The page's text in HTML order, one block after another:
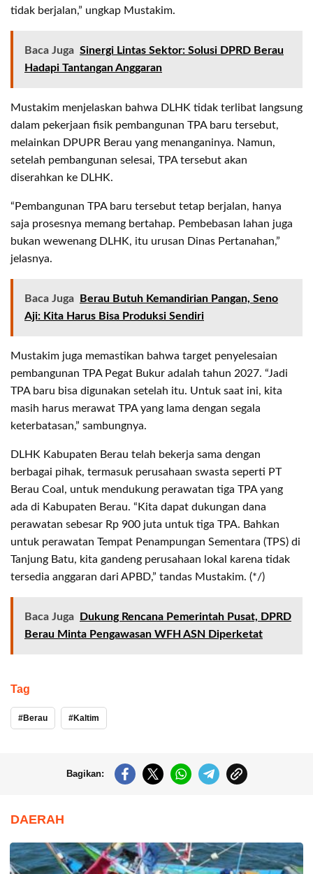
tidak berjalan,” ungkap Mustakim.
Baca Juga Sinergi Lintas Sektor: Solusi DPRD Berau
Hadapi Tantangan Anggaran
Mustakim menjelaskan bahwa DLHK tidak terlibat langsung
dalam pekerjaan fisik pembangunan TPA baru tersebut,
melainkan DPUPR Berau yang menanganinya. Namun,
setelah pembangunan selesai, TPA tersebut akan
diserahkan ke DLHK.
“Pembangunan TPA baru tersebut tetap berjalan, hanya
saja prosesnya memang bertahap. Pembebasan lahan juga
bukan wewenang DLHK, itu urusan Dinas Pertanahan,”
jelasnya.
Baca Juga
Berau Butuh Kemandirian Pangan, Seno
Aji: Kita Harus Bisa Produksi Sendiri
Mustakim juga memastikan bahwa target penyelesaian
pembangunan TPA Pegat Bukur adalah tahun 2027. “Jadi
TPA baru bisa digunakan setelah itu. Untuk saat ini, kita
masih harus merawat TPA yang lama dengan segala
keterbatasan,” sambungnya.
DLHK Kabupaten Berau telah bekerja sama dengan
berbagai pihak, termasuk perusahaan swasta seperti PT
Berau Coal, untuk mendukung perawatan tiga TPA yang
ada di Kabupaten Berau. “Kita dapat dukungan dana
perawatan sebesar Rp 900 juta untuk tiga TPA. Bahkan
untuk perawatan Tempat Penampungan Sementara (TPS) di
Tanjung Batu, kita gandeng perusahaan lokal karena tidak
tersedia anggaran dari APBD,” tandas Mustakim. (*/)
Baca Juga
Dukung Rencana Pemerintah Pusat, DPRD
Berau Minta Pengawasan WFH ASN Diperketat
Tag
Berau Kaltim
Bagikan:
DAERAH